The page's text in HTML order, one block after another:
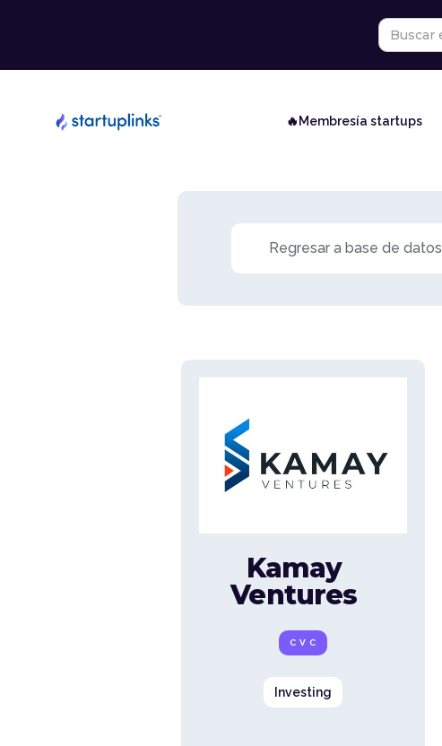
🔥Membresía startups
Regresar a base de datos
Kamay
Ventures
CVC
Investing